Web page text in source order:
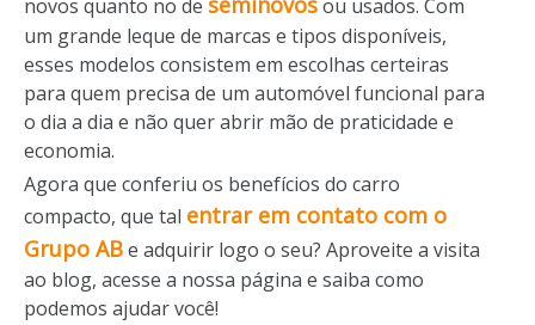
novos quanto no de
ou usados. Com
um grande leque de marcas e tipos disponíveis,
esses modelos consistem em escolhas certeiras
para quem precisa de um automóvel funcional para
o dia a dia e não quer abrir mão de praticidade e
economia.
Agora que conferiu os benefícios do carro
compacto, que tal entrar em contato com o
Grupo ABe adquirir logo o seu? Aproveite a visita
ao blog, acesse a nossa página e saiba como
podemos ajudar você!